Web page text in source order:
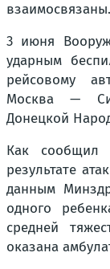
взаимосвязаны.
3 июня
ударным
рейсовому
Москва —
Донецкой
Как сообщил
результате
данным
одного
средней
оказана